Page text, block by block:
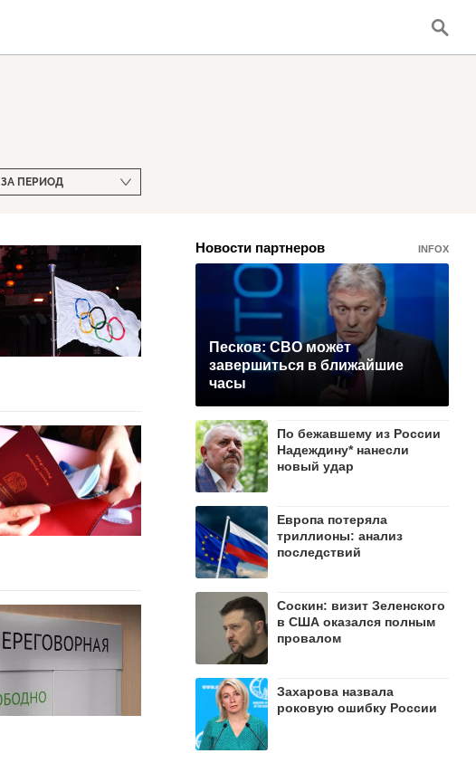
ЗА ПЕРИОД
Новости партнеров INFOX
Песков: СВО может
завершиться в ближайшие
часы
По бежавшему из России
Надеждину* нанесли
новый удар
Европа потеряла
триллионы: анализ
последствий
Соскин: визит Зеленского
в США оказался полным
провалом
Захарова назвала
роковую ошибку России